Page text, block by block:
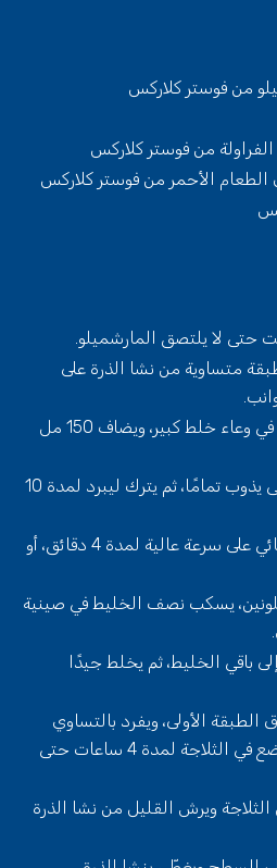
من فوستر كلاركس
الأحمر من فوستر كلاركس
حتى لا يلتصق المارشميلو.
متساوية من نشا الذرة على
يسكب خليط المارشميلو في وعاء خلط كبير، ويضاف 150 مل
يحرّك الخليط بملعقة حتى يذوب تمامًا، ثم يترك ليبرد لمدة 10
يخفق الخليط بخلاط كهربائي على سرعة عالية لمدة 4 دقائق، أو
يسكب نصف الخليط في صينية
باقي الخليط، ثم يخلط جيدًا
الأولى، ويفرد بالتساوي
باستخدام الملعقة. ثم يوضع في الثلاجة لمدة 4 ساعات حتى
ويرش القليل من نشا الذرة